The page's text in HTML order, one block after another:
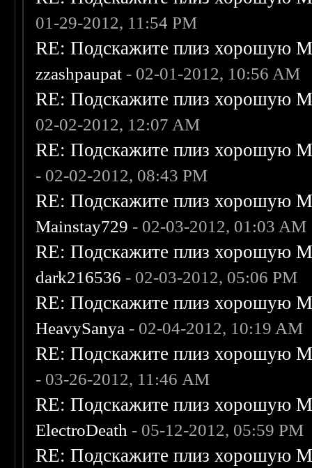
01-29-2012, 11:54 PM
RE: Подскажите плиз хорошую
zzashpaupat - 02-01-2012, 10:56 AM
RE: Подскажите плиз хорошую
02-02-2012, 12:07 AM
RE: Подскажите плиз хорошую
- 02-02-2012, 08:43 PM
RE: Подскажите плиз хорошую
Mainstay729 - 02-03-2012, 01:03 AM
RE: Подскажите плиз хорошую
dark216536 - 02-03-2012, 05:06 PM
RE: Подскажите плиз хорошую
HeavySanya - 02-04-2012, 10:19 AM
RE: Подскажите плиз хорошую
- 03-26-2012, 11:46 AM
RE: Подскажите плиз хорошую
ElectroDeath - 05-12-2012, 05:59 PM
RE: Подскажите плиз хорошую